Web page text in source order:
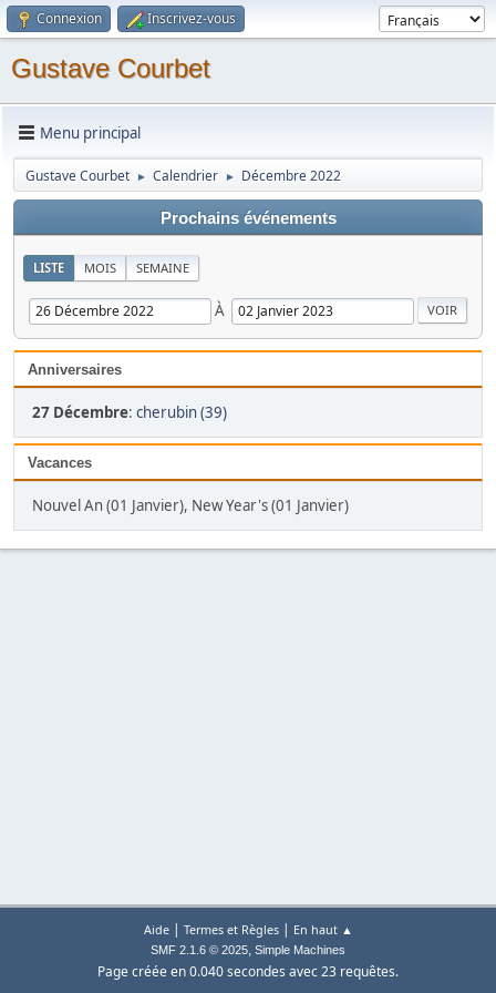
Connexion Inscrivez-vous
Gustave Courbet
Menu principal
Gustave Courbet ► Calendrier ► Décembre 2022
Prochains événements
LISTE MOIS SEMAINE
À
Anniversaires
27 Décembre: cherubin (39)
Vacances
Nouvel An (01 Janvier), New Year's (01 Janvier)
Aide| Termes et Règles| En haut ▲
SMF 2.1.6 © 2025, Simple Machines
Page créée en 0.040 secondes avec 23 requêtes.